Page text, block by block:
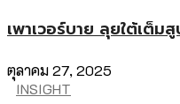
เพาเวอร์บาย ลุยใต้เต็ม
ตุลาคม 27, 2025
INSIGHT